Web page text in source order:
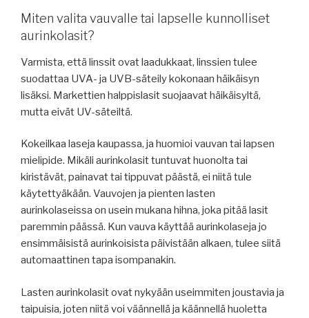
Miten valita vauvalle tai lapselle kunnolliset
aurinkolasit?
Varmista, että linssit ovat laadukkaat, linssien tulee
suodattaa UVA- ja UVB-säteily kokonaan häikäisyn
lisäksi. Markettien halppislasit suojaavat häikäisyltä,
mutta eivät UV-säteiltä.
Kokeilkaa laseja kaupassa, ja huomioi vauvan tai lapsen
mielipide. Mikäli aurinkolasit tuntuvat huonolta tai
kiristävät, painavat tai tippuvat päästä, ei niitä tule
käytettyäkään. Vauvojen ja pienten lasten
aurinkolaseissa on usein mukana hihna, joka pitää lasit
paremmin päässä. Kun vauva käyttää aurinkolaseja jo
ensimmäisistä aurinkoisista päivistään alkaen, tulee siitä
automaattinen tapa isompanakin.
Lasten aurinkolasit ovat nykyään useimmiten joustavia ja
taipuisia, joten niitä voi väännellä ja käännellä huoletta